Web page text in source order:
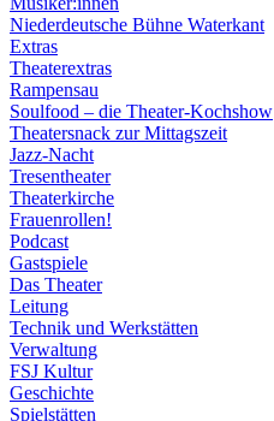
Niederdeutsche Bühne Waterkant
Extras
Theaterextras
Rampensau
Soulfood – die Theater-Kochshow
Theatersnack zur Mittagszeit
Jazz-Nacht
Tresentheater
Theaterkirche
Frauenrollen!
Podcast
Gastspiele
Das Theater
Leitung
Technik und Werkstätten
Verwaltung
FSJ Kultur
Geschichte
Spielstätten